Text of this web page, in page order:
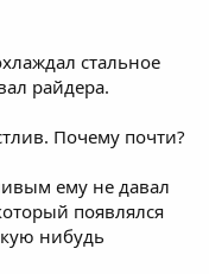
стальное
райдера.
Почему почти?
ему не давал
появлялся
нибудь